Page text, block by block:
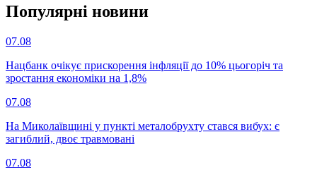
Популярнi новини
07.08
Нацбанк очікує прискорення інфляції до 10% цьогоріч та
зростання економіки на 1,8%
07.08
На Миколаївщині у пункті металобрухту стався вибух: є
загиблий, двоє травмовані
07.08